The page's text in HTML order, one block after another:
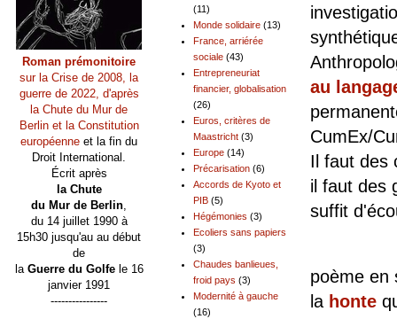
au
CumEx/
Il faut des
il faut des
suffit
poème en
la honte
(11)
Monde solidaire (13)
France, arriérée
sociale (43)
Entrepreneuriat
financier, globalisation
(26)
Euros, critères de
Maastricht (3)
Europe (14)
Précarisation (6)
Accords de Kyoto et
PIB (5)
Hégémonies (3)
Ecoliers sans papiers
(3)
Chaudes banlieues,
froid pays (3)
Modernité à gauche
(16)
Roman prémonitoire
sur la Crise de 2008, la
guerre de 2022, d'après
la Chute du Mur de
Berlin et la Constitution
européenne et la fin du
Droit International.
Écrit après
la Chute
du Mur de Berlin,
du 14 juillet 1990 à
15h30 jusqu'au au début
de
la Guerre du Golfele 16
janvier 1991
----------------